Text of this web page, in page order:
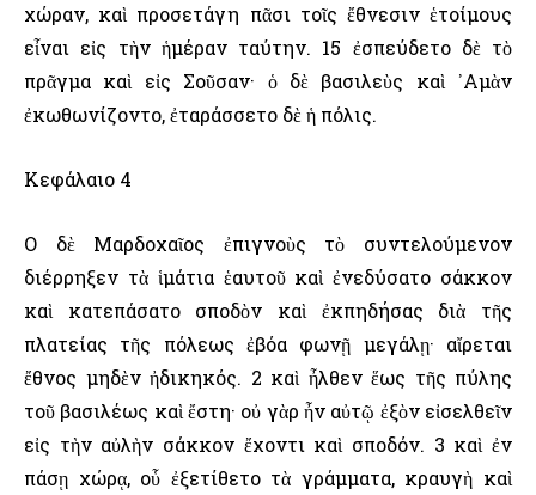
χώραν, καὶ προσετάγη πᾶσι τοῖς ἔθνεσιν ἑτοίμους
εἶναι εἰς τὴν ἡμέραν ταύτην. 15 ἐσπεύδετο δὲ τὸ
πρᾶγμα καὶ εἰς Σοῦσαν· ὁ δὲ βασιλεὺς καὶ ᾿Αμὰν
ἐκωθωνίζοντο, ἐταράσσετο δὲ ἡ πόλις.
Κεφάλαιο 4
Ο δὲ Μαρδοχαῖος ἐπιγνοὺς τὸ συντελούμενον
διέρρηξεν τὰ ἱμάτια ἑαυτοῦ καὶ ἐνεδύσατο σάκκον
καὶ κατεπάσατο σποδὸν καὶ ἐκπηδήσας διὰ τῆς
πλατείας τῆς πόλεως ἐβόα φωνῇ μεγάλῃ· αἴρεται
ἔθνος μηδὲν ἠδικηκός. 2 καὶ ἦλθεν ἕως τῆς πύλης
τοῦ βασιλέως καὶ ἔστη· οὐ γὰρ ἦν αὐτῷ ἐξὸν εἰσελθεῖν
εἰς τὴν αὐλὴν σάκκον ἔχοντι καὶ σποδόν. 3 καὶ ἐν
πάσῃ χώρᾳ, οὗ ἐξετίθετο τὰ γράμματα, κραυγὴ καὶ